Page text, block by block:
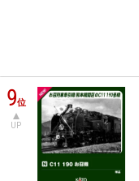
9位
UP